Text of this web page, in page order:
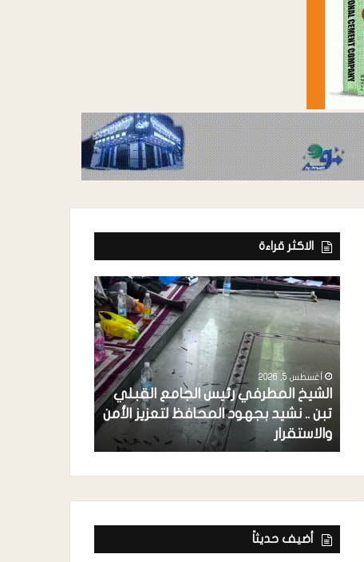
الاكثر قراءة
أغسطس 5, 2026
الشيخ المطرفي رئيس الجامع القبلي
تبن .. نشيد بجهود المحافظ لتعزيز الأمن
والاستقرار
أضيف حديثاً